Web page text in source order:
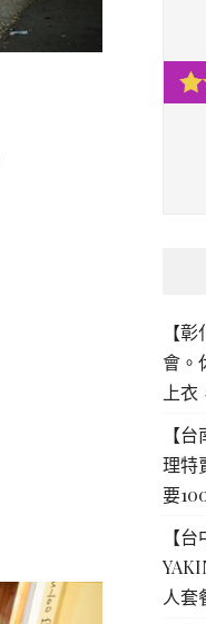
【
會。
上
【
理特
要
【
人套